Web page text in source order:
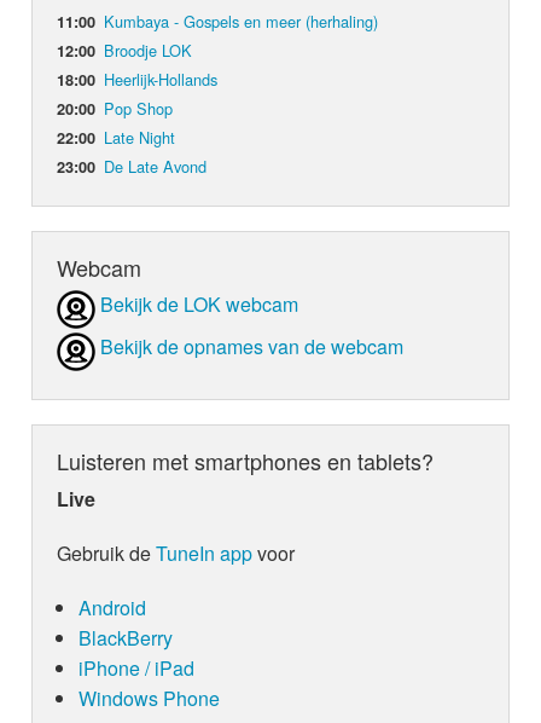
11:00 Kumbaya - Gospels en meer (herhaling)
12:00 Broodje LOK
18:00 Heerlijk-Hollands
20:00 Pop Shop
22:00 Late Night
23:00 De Late Avond
Webcam
Bekijk de LOK webcam
Bekijk de opnames van de webcam
Luisteren met smartphones en tablets?
Live
Gebruik deTuneIn appvoor
Android
BlackBerry
iPhone / iPad
Windows Phone